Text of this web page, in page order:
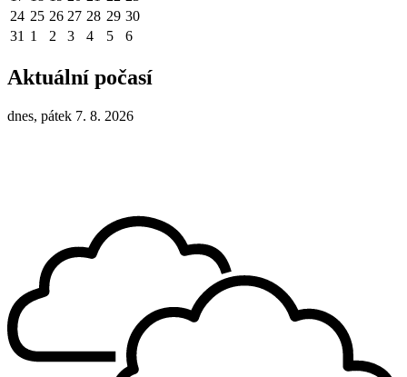
24 25 26 27 28 29 30
31 1 2 3 4 5 6
Aktuální počasí
dnes, pátek 7. 8. 2026